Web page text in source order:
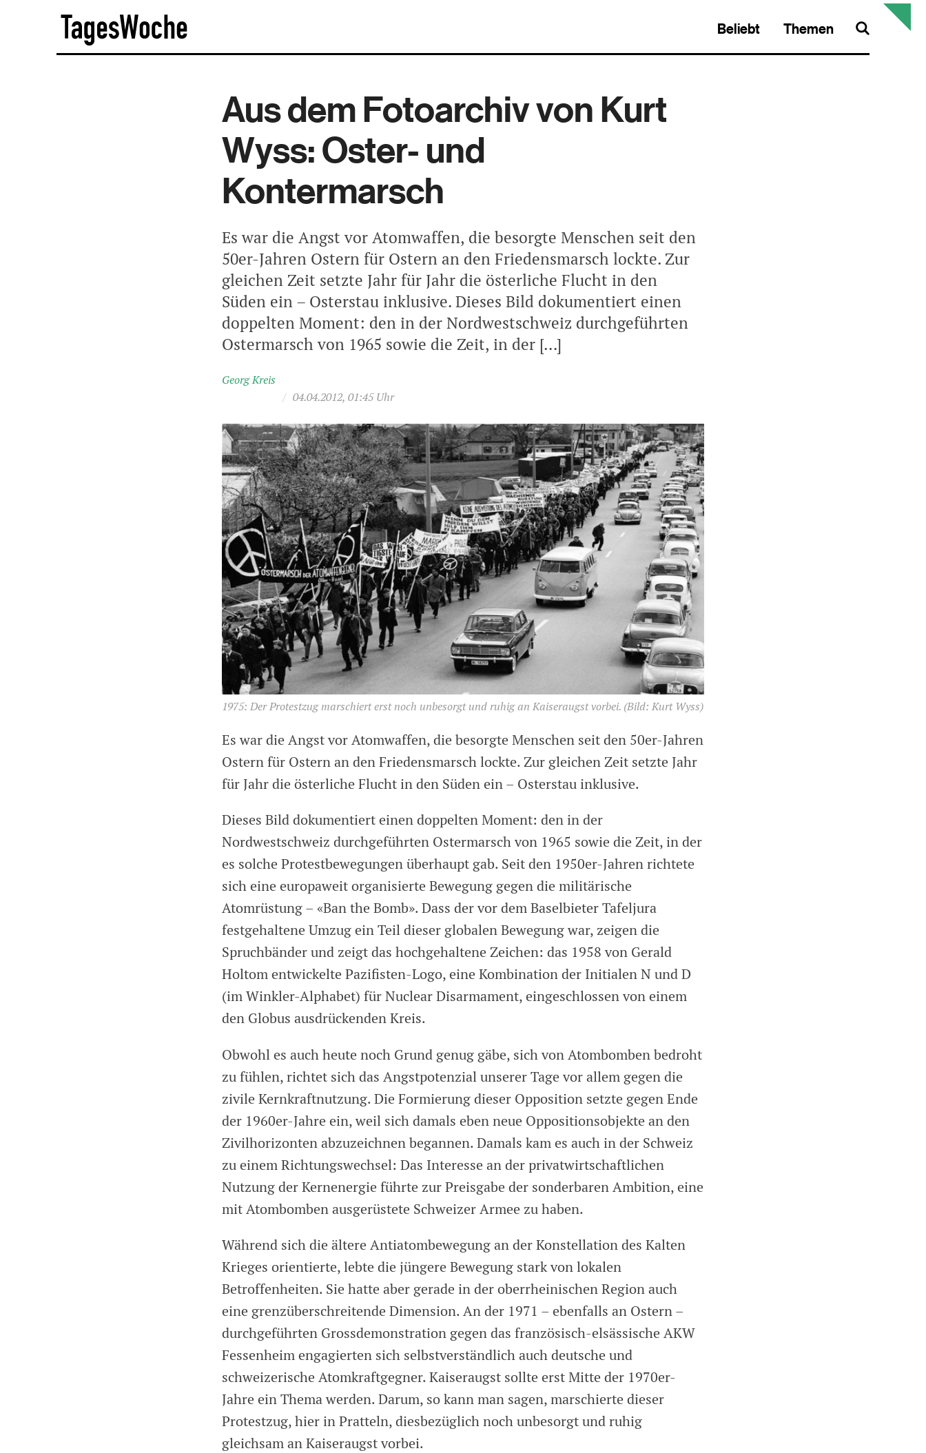
Beliebt Themen
Aus dem Foto­archiv von Kurt
Wyss: Oster- und
Kontermarsch
Es war die Angst vor Atomwaffen, die besorgte Menschen seit den
50er-Jahren Ostern für Ostern an den Friedensmarsch lockte. Zur
gleichen Zeit setzte Jahr für Jahr die österliche Flucht in den
Süden ein – Osterstau inklusive. Dieses Bild dokumentiert einen
doppelten Moment: den in der Nordwestschweiz durchgeführten
Ostermarsch von 1965 sowie die Zeit, in der […]
Georg Kreis
/ 04.04.2012, 01:45 Uhr
1975: Der Protestzug marschiert erst noch unbesorgt und ruhig an Kaiseraugst vorbei. (Bild: Kurt Wyss)
Es war die Angst vor Atomwaffen, die besorgte Menschen seit den 50er-Jahren
Ostern für Ostern an den Friedensmarsch lockte. Zur gleichen Zeit setzte Jahr
für Jahr die österliche Flucht in den Süden ein – Osterstau inklusive.
Dieses Bild dokumentiert einen doppelten Moment: den in der
Nordwestschweiz durchgeführten Ostermarsch von 1965 sowie die Zeit, in der
es solche Protestbewegungen überhaupt gab. Seit den 1950er-Jahren richtete
sich eine europaweit organisierte Bewegung gegen die militärische
Atomrüstung – «Ban the Bomb». Dass der vor dem Baselbieter Tafeljura
festgehaltene Umzug ein Teil dieser globalen Bewegung war, zeigen die
Spruchbänder und zeigt das hochgehaltene Zeichen: das 1958 von Gerald
Holtom entwickelte Pazifisten-Logo, eine Kombination der Initialen N und D
(im Winkler-Alphabet) für Nuclear Disarmament, eingeschlossen von einem
den Globus ausdrückenden Kreis.
Obwohl es auch heute noch Grund genug gäbe, sich von Atombomben bedroht
zu fühlen, richtet sich das Angstpotenzial unserer Tage vor allem gegen die
zivile Kernkraftnutzung. Die Formierung dieser Opposition setzte gegen Ende
der 1960er-Jahre ein, weil sich damals eben neue Oppositionsobjekte an den
Zivilhorizonten abzuzeichnen begannen. Damals kam es auch in der Schweiz
zu einem Richtungswechsel: Das Interesse an der privatwirtschaftlichen
Nutzung der Kernenergie führte zur Preisgabe der sonderbaren Ambition, eine
mit Atombomben ausgerüstete Schweizer Armee zu haben.
Während sich die ältere Antiatombewegung an der Konstellation des Kalten
Krieges orientierte, lebte die jüngere Bewegung stark von lokalen
Betroffenheiten. Sie hatte aber gerade in der oberrheinischen Region auch
eine grenzüberschreitende Dimension. An der 1971 – ebenfalls an Ostern –
durchgeführten Grossdemonstration gegen das französisch-elsässische AKW
Fessenheim engagierten sich selbstverständlich auch deutsche und
schweizerische Atomkraftgegner. Kaiseraugst sollte erst Mitte der 1970er-
Jahre ein Thema werden. Darum, so kann man sagen, marschierte dieser
Protestzug, hier in Pratteln, diesbezüglich noch unbesorgt und ruhig
gleichsam an Kaiseraugst vorbei.